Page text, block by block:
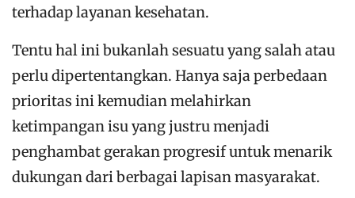
terhadap layanan kesehatan.
Tentu hal ini bukanlah sesuatu yang salah atau
perlu dipertentangkan. Hanya saja perbedaan
prioritas ini kemudian melahirkan
ketimpangan isu yang justru menjadi
penghambat gerakan progresif untuk menarik
dukungan dari berbagai lapisan masyarakat.